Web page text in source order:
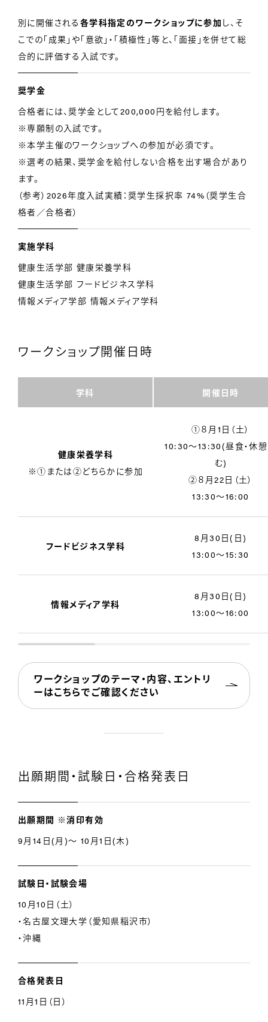
別に開催される 各学科指定のワークショップに参加 し、そ
こでの「成果」や「意欲」・「積極性」等と、「面接」を併せて総
合的に評価する入試です。
奨学金
合格者には、奨学金として200,000円を給付します。
※専願制の入試です。
※本学主催のワークショップへの参加が必須です。
※選考の結果、奨学金を給付しない合格を出す場合があり
ます。
（参考）2026年度入試実績：奨学生採択率 74%（奨学生合
格者／合格者）
実施学科
健康生活学部 健康栄養学科
健康生活学部 フードビジネス学科
情報メディア学部 情報メディア学科
ワークショップ開催日時
学科 開催日時
健康栄養学科
※①または②どちらかに参加
①８月1日（土）
10:30〜13:30(昼食・休
む)
②８月22日（土）
13:30〜16:00
フードビジネス学科
8月30日(日)
13:00〜15:30
情報メディア学科
8月30日(日)
13:00〜16:00
ワークショップのテーマ・内容、エントリ
ーはこちらでご確認ください
出願期間・試験日・合格発表日
出願期間 ※消印有効
9月14日(月)～ 10月1日(木)
試験日・試験会場
10月10日（土）
・名古屋文理大学（愛知県稲沢市）
・沖縄
合格発表日
11月1日（日）